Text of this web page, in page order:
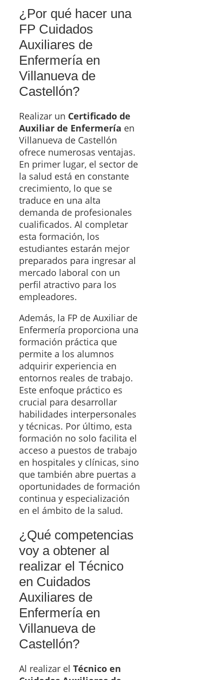
¿Por qué hacer una
FP Cuidados
Auxiliares de
Enfermería en
Villanueva de
Castellón?
Realizar un Certificado de
Auxiliar de Enfermería en
Villanueva de Castellón
ofrece numerosas ventajas.
En primer lugar, el sector de
la salud está en constante
crecimiento, lo que se
traduce en una alta
demanda de profesionales
cualificados. Al completar
esta formación, los
estudiantes estarán mejor
preparados para ingresar al
mercado laboral con un
perfil atractivo para los
empleadores.
Además, la FP de Auxiliar de
Enfermería proporciona una
formación práctica que
permite a los alumnos
adquirir experiencia en
entornos reales de trabajo.
Este enfoque práctico es
crucial para desarrollar
habilidades interpersonales
y técnicas. Por último, esta
formación no solo facilita el
acceso a puestos de trabajo
en hospitales y clínicas, sino
que también abre puertas a
oportunidades de formación
continua y especialización
en el ámbito de la salud.
¿Qué competencias
voy a obtener al
realizar el Técnico
en Cuidados
Auxiliares de
Enfermería en
Villanueva de
Castellón?
Al realizar el Técnico en